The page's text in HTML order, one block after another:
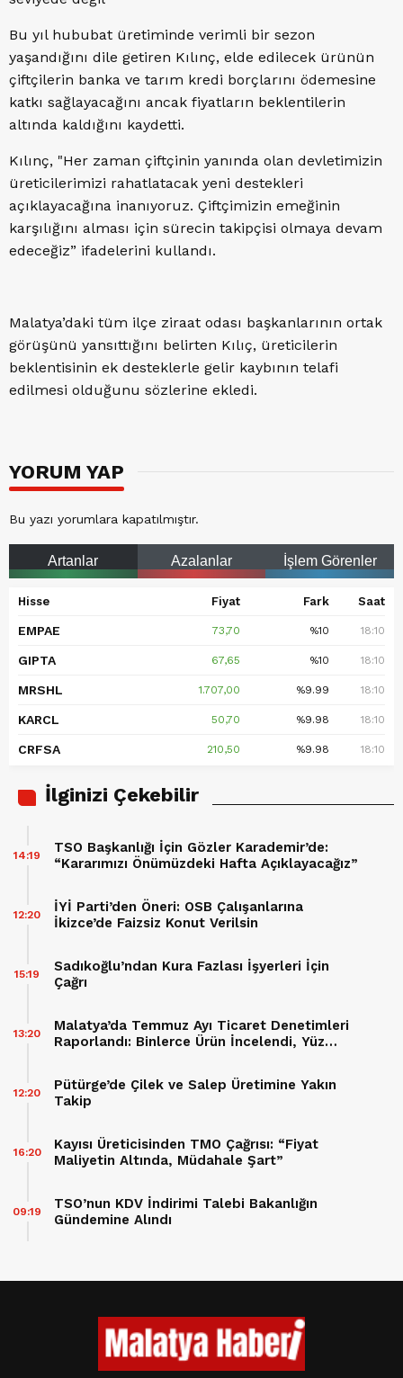
Bu yıl hububat üretiminde verimli bir sezon
yaşandığını dile getiren Kılınç, elde edilecek ürünün
çiftçilerin banka ve tarım kredi borçlarını ödemesine
katkı sağlayacağını ancak fiyatların beklentilerin
altında kaldığını kaydetti.
Kılınç, "Her zaman çiftçinin yanında olan devletimizin
üreticilerimizi rahatlatacak yeni destekleri
açıklayacağına inanıyoruz. Çiftçimizin emeğinin
karşılığını alması için sürecin takipçisi olmaya devam
edeceğiz” ifadelerini kullandı.
Malatya’daki tüm ilçe ziraat odası başkanlarının ortak
görüşünü yansıttığını belirten Kılıç, üreticilerin
beklentisinin ek desteklerle gelir kaybının telafi
edilmesi olduğunu sözlerine ekledi.
YORUM YAP
Bu yazı yorumlara kapatılmıştır.
Artanlar Azalanlar İşlem Görenler
Hisse Fiyat Fark Saat
EMPAE 73,70 %10 18:10
GIPTA 67,65 %10 18:10
MRSHL 1.707,00 %9.99 18:10
KARCL 50,70 %9.98 18:10
CRFSA 210,50 %9.98 18:10
İlginizi Çekebilir
TSO Başkanlığı İçin Gözler Karademir’de:
“Kararımızı Önümüzdeki Hafta Açıklayacağız”
14:19
İYİ Parti’den Öneri: OSB Çalışanlarına
İkizce’de Faizsiz Konut Verilsin
12:20
Sadıkoğlu’ndan Kura Fazlası İşyerleri İçin
Çağrı
15:19
Malatya’da Temmuz Ayı Ticaret Denetimleri
Raporlandı: Binlerce Ürün İncelendi, Yüz
13:20
Pütürge’de Çilek ve Salep Üretimine Yakın
Takip
12:20
Kayısı Üreticisinden TMO Çağrısı: “Fiyat
Maliyetin Altında, Müdahale Şart”
16:20
TSO’nun KDV İndirimi Talebi Bakanlığın
Gündemine Alındı
09:19